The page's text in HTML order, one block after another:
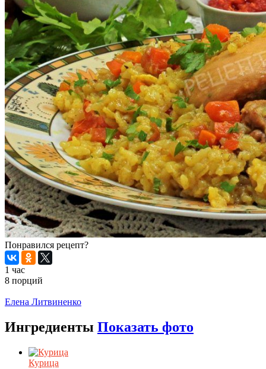
Понравился рецепт?
1 час
8 порций
Елена Литвиненко
Ингредиенты Показать фото
Курица